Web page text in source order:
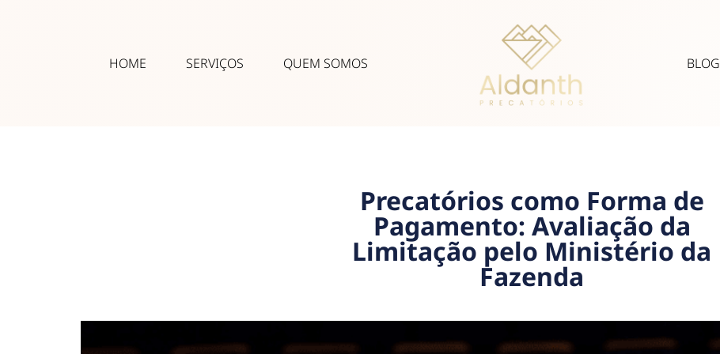
HOME SERVIÇOS QUEM SOMOS BLOG
Precatórios como Forma de
Pagamento: Avaliação da
Limitação pelo Ministério da
Fazenda